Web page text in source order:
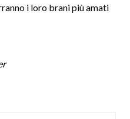
i loro brani più amati